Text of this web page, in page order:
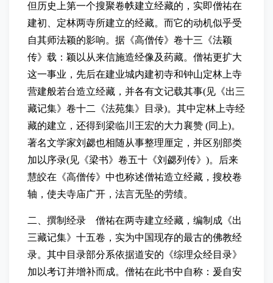
但历史上第一个搜聚卷帙建立经藏的，实即僧祐在
建初、定林两寺所建立的经藏。而它的动机似乎受
自其师法颖的影响。据《高僧传》卷十三《法颖
传》载：颖以从来信施造经像及药藏。僧祐更扩大
这一事业，先后在建业城内建初寺和钟山定林上寺
营建般若台造立经藏，并各有文记载其事(见《出三
藏记集》卷十二《法苑集》目录)。其中定林上寺经
藏的建立，还得到梁临川王宏的大力襄赞 (同上)。
著名文学家刘勰也相随从事整理厘定，并区别部类
加以序录(见《梁书》卷五十《刘勰列传》)。后来
慧皎在《高僧传》中也称述僧祐造立经藏，搜校卷
轴，使夫寺庙广开，法言无坠的劳绩。
二、撰制经录 僧祐在两寺建立经藏，编制成《出
三藏记集》十五卷，实为中国现存的最古的佛教经
录。其中目录部分系依据道安的《综理众经目录》
加以考订并增补而成。僧祐在此书中自称：爰自安